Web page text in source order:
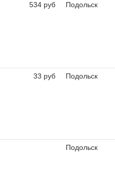
534 руб Подольск
33 руб Подольск
Подольск